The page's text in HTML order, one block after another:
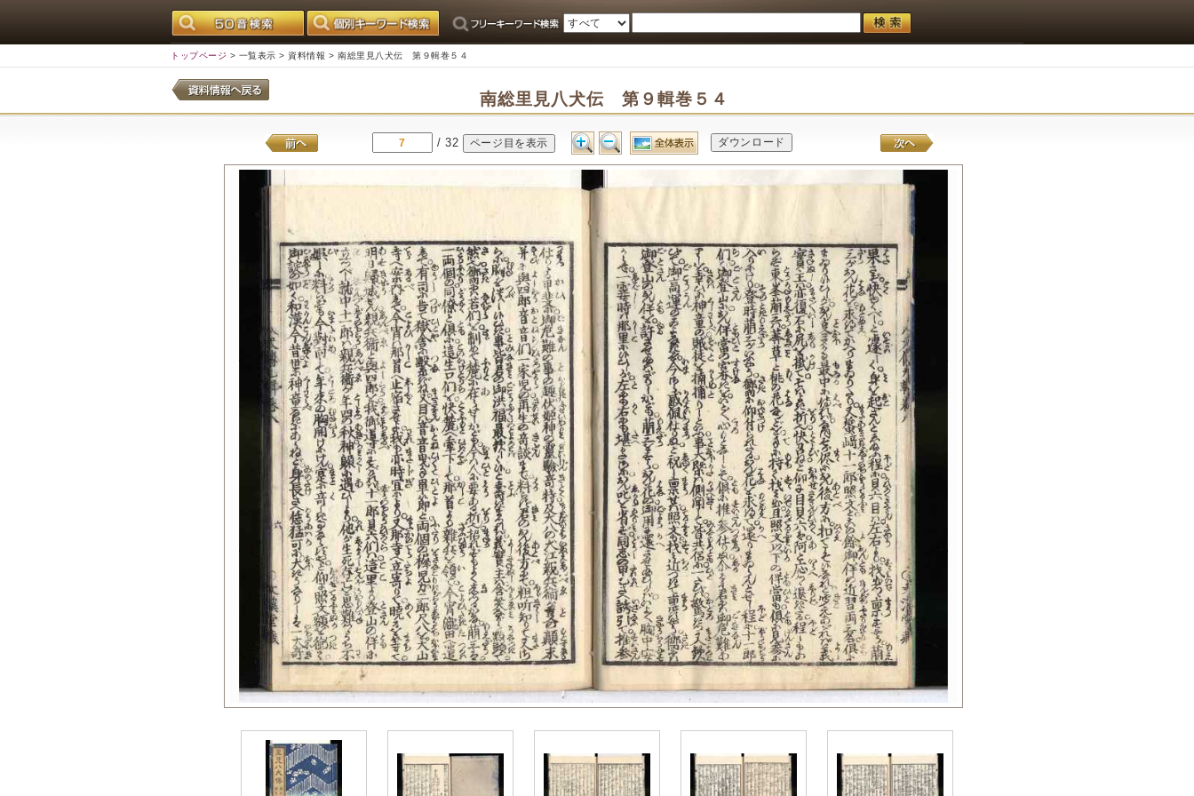
トップページ > 一覧表示 > 資料情報 > 南総里見八犬伝 第９輯巻５４
南総里見八犬伝 第９輯巻５４
/ 32